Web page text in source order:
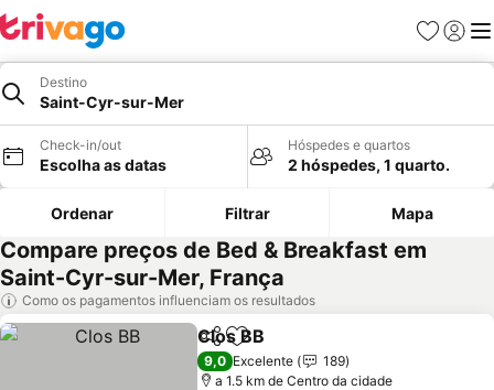
Favoritos
Iniciar
Destino
Saint-Cyr-sur-Mer
Check-in/out
Escolha as datas
Hóspedes e quartos
2 hóspedes, 1 quarto.
Ordenar Filtrar Mapa
Compare preços de Bed & Breakfast em
Saint-Cyr-sur-Mer, França
Como os pagamentos influenciam os resultados
PartilharAdicionar aos favoritos
Clos BB
9,0 Excelente
189
a 1.5 km de Centro da cidade